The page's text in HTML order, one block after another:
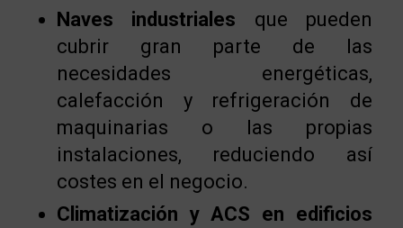
Naves industriales que pueden
cubrir gran parte de las
necesidades energéticas,
calefacción y refrigeración de
maquinarias o las propias
instalaciones, reduciendo así
costes en el negocio.
Climatización y ACS en edificios